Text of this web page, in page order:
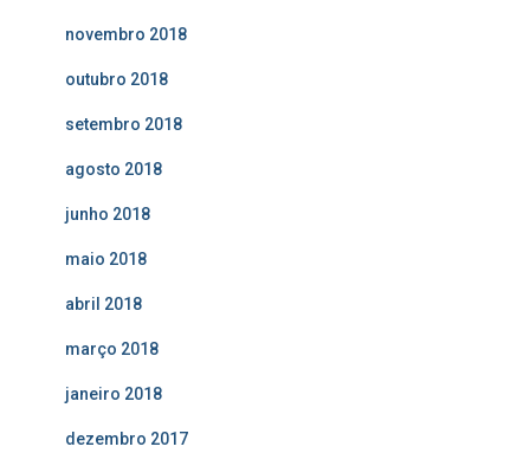
novembro 2018
outubro 2018
setembro 2018
agosto 2018
junho 2018
maio 2018
abril 2018
março 2018
janeiro 2018
dezembro 2017